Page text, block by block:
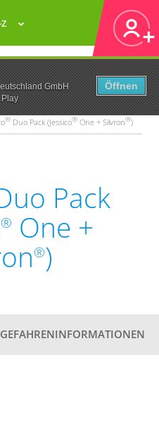
GmbH
Öffnen
® Duo Pack (Jessico® One + Silvron®)
Pack
® One +
®)
GEFAHRENINFORMATIONEN